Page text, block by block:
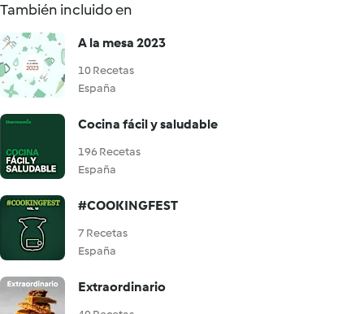
También incluido en
A la mesa 2023
10 Recetas
España
Cocina fácil y saludable
196 Recetas
España
#COOKINGFEST
7 Recetas
España
Extraordinario